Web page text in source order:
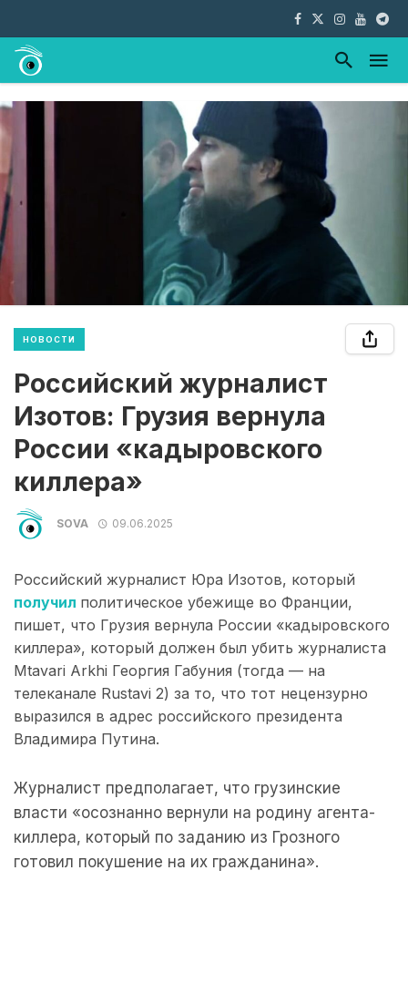
НОВОСТИ
Российский журналист
Изотов: Грузия вернула
России «кадыровского
киллера»
SOVA 09.06.2025
Российский журналист Юра Изотов, который
получил политическое убежище во Франции,
пишет, что Грузия вернула России «кадыровского
киллера», который должен был убить журналиста
Mtavari Arkhi Георгия Габуния (тогда — на
телеканале Rustavi 2) за то, что тот нецензурно
выразился в адрес российского президента
Владимира Путина.
Журналист предполагает, что грузинские
власти «осознанно вернули на родину агента-
киллера, который по заданию из Грозного
готовил покушение на их гражданина».